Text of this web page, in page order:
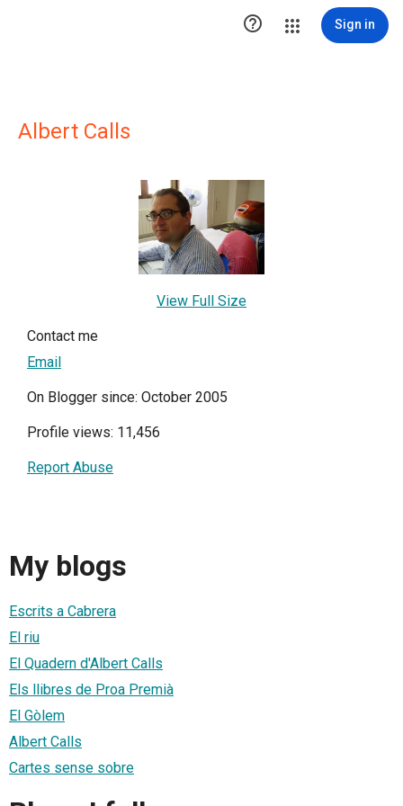
 Sign in
Albert Calls
View Full Size
Contact me
Email
On Blogger since: October 2005
Profile views: 11,456
Report Abuse
My blogs
Escrits a Cabrera
El riu
El Quadern d'Albert Calls
Els llibres de Proa Premià
El Gòlem
Albert Calls
Cartes sense sobre